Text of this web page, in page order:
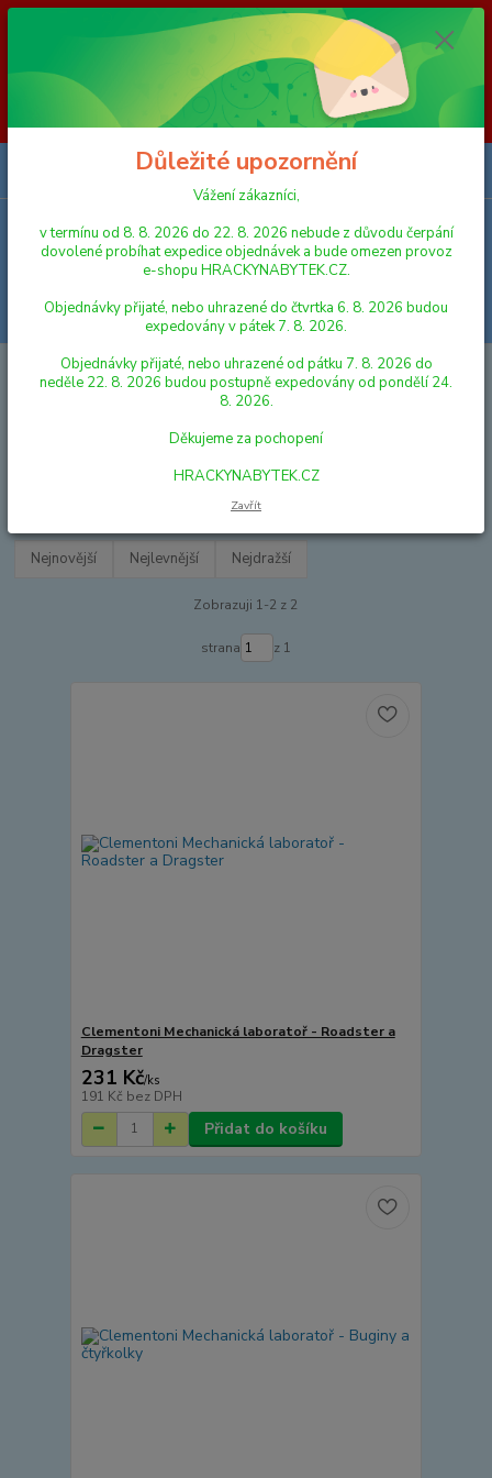
Vážení zákazníci, v termínu od 8. 8. 2026 do 23. 8. 2026 nebude z
důvodu čerpání dovolené probíhat expedice objednávek a bude omezen
provoz e-shopu HRACKYNABYTEK.CZ. Objednávky přijaté, nebo
uhrazené do čtvrtka 6. 8. 2026 budou expedovány v pátek 7. 8. 2026.
Objednávky přijaté, nebo uhrazené od pátku 7. 8. 2026 do neděle 23. 8.
2026 budou postupně expedovány od pondělí 24. 8. 2026. Děkujeme za
pochopení HRACKYNABYTEK.CZ
Menu
Hledat
STAVEBNICE CLEMENTONI
Nejnovější Nejlevnější Nejdražší
Zobrazuji 1-2 z 2
strana z 1
Clementoni Mechanická laboratoř - Roadster a
Dragster
231 Kč/ks
191 Kč bez DPH
Přidat do košíku
Důležité upozornění
Vážení zákazníci,
v termínu od 8. 8. 2026 do 22. 8. 2026 nebude z důvodu čerpání
dovolené probíhat expedice objednávek a bude omezen provoz
e-shopu HRACKYNABYTEK.CZ.
Objednávky přijaté, nebo uhrazené do čtvrtka 6. 8. 2026 budou
expedovány v pátek 7. 8. 2026.
Objednávky přijaté, nebo uhrazené od pátku 7. 8. 2026 do
neděle 22. 8. 2026 budou postupně expedovány od pondělí 24.
8. 2026.
Děkujeme za pochopení
HRACKYNABYTEK.CZ
Zavřít